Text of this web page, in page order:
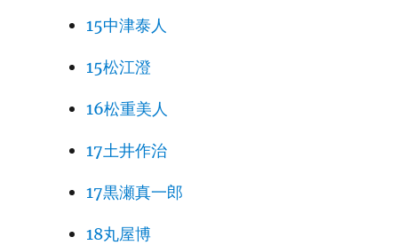
15中津泰人
15松江澄
16松重美人
17土井作治
17黒瀬真一郎
18丸屋博